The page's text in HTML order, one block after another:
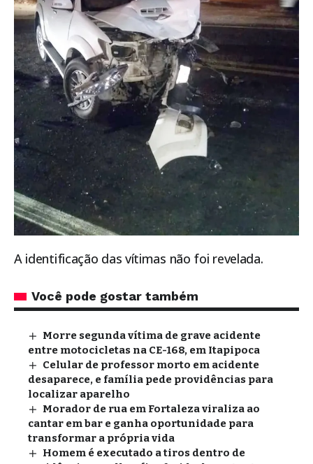
A identificação das vítimas não foi revelada.
Você pode gostar também
Morre segunda vítima de grave acidente
entre motocicletas na CE-168, em Itapipoca
Celular de professor morto em acidente
desaparece, e família pede providências para
localizar aparelho
Morador de rua em Fortaleza viraliza ao
cantar em bar e ganha oportunidade para
transformar a própria vida
Homem é executado a tiros dentro de